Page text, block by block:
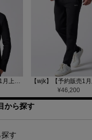
【wjk】【予約販売1月上旬～中旬入荷】function knit jacket(jacquard check) ニットジャケット(207 mw08j)
¥46,200
から探す
す